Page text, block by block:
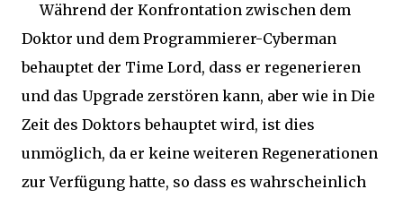
Während der Konfrontation zwischen dem
Doktor und dem Programmierer-Cyberman
behauptet der Time Lord, dass er regenerieren
und das Upgrade zerstören kann, aber wie in Die
Zeit des Doktors behauptet wird, ist dies
unmöglich, da er keine weiteren Regenerationen
zur Verfügung hatte, so dass es wahrscheinlich